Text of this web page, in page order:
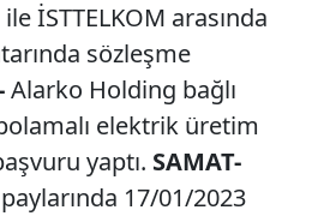
İSTTELKOM arasında
sözleşme
Alarko Holding bağlı
elektrik üretim
yaptı. SAMAT-
17/01/2023